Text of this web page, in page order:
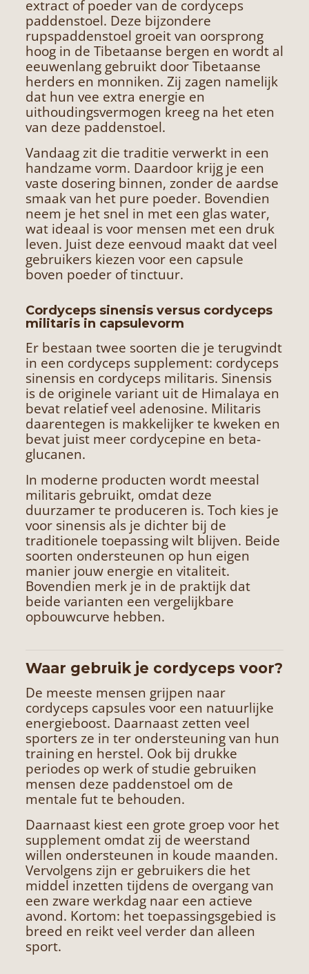
extract of poeder van de cordyceps
paddenstoel. Deze bijzondere
rupspaddenstoel groeit van oorsprong
hoog in de Tibetaanse bergen en wordt al
eeuwenlang gebruikt door Tibetaanse
herders en monniken. Zij zagen namelijk
dat hun vee extra energie en
uithoudingsvermogen kreeg na het eten
van deze paddenstoel.
Vandaag zit die traditie verwerkt in een
handzame vorm. Daardoor krijg je een
vaste dosering binnen, zonder de aardse
smaak van het pure poeder. Bovendien
neem je het snel in met een glas water,
wat ideaal is voor mensen met een druk
leven. Juist deze eenvoud maakt dat veel
gebruikers kiezen voor een capsule
boven poeder of tinctuur.
Cordyceps sinensis versus cordyceps
militaris in capsulevorm
Er bestaan twee soorten die je terugvindt
in een cordyceps supplement: cordyceps
sinensis en cordyceps militaris. Sinensis
is de originele variant uit de Himalaya en
bevat relatief veel adenosine. Militaris
daarentegen is makkelijker te kweken en
bevat juist meer cordycepine en beta-
glucanen.
In moderne producten wordt meestal
militaris gebruikt, omdat deze
duurzamer te produceren is. Toch kies je
voor sinensis als je dichter bij de
traditionele toepassing wilt blijven. Beide
soorten ondersteunen op hun eigen
manier jouw energie en vitaliteit.
Bovendien merk je in de praktijk dat
beide varianten een vergelijkbare
opbouwcurve hebben.
Waar gebruik je cordyceps voor?
De meeste mensen grijpen naar
cordyceps capsules voor een natuurlijke
energieboost. Daarnaast zetten veel
sporters ze in ter ondersteuning van hun
training en herstel. Ook bij drukke
periodes op werk of studie gebruiken
mensen deze paddenstoel om de
mentale fut te behouden.
Daarnaast kiest een grote groep voor het
supplement omdat zij de weerstand
willen ondersteunen in koude maanden.
Vervolgens zijn er gebruikers die het
middel inzetten tijdens de overgang van
een zware werkdag naar een actieve
avond. Kortom: het toepassingsgebied is
breed en reikt veel verder dan alleen
sport.